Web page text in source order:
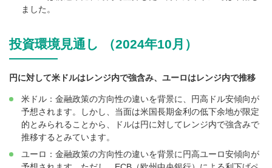
ました。
投資環境見通し （2024年10月）
円に対して米ドルはレンジ内で強含み、ユーロはレンジ内で推移
米ドル：金融政策の方向性の違いを背景に、円高ドル安傾向が
予想されます。しかし、当面は米国長期金利の低下余地が限定
的とみられることから、ドルは円に対してレンジ内で強含みで
推移するとみています。
ユーロ：金融政策の方向性の違いを背景に円高ユーロ安傾向が